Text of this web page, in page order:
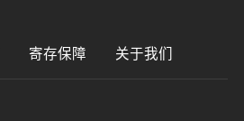
寄存保障 关于我们